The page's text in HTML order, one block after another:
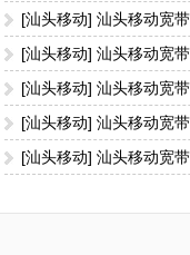
[汕头移动] 汕头移动宽
[汕头移动] 汕头移动宽
[汕头移动] 汕头移动宽
[汕头移动] 汕头移动宽
[汕头移动] 汕头移动宽